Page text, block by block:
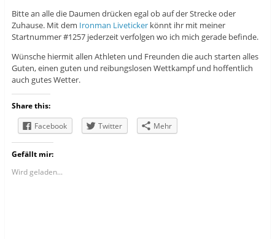
Bitte an alle die Daumen drücken egal ob auf der Strecke oder
Zuhause. Mit dem Ironman Livetickerkönnt ihr mit meiner
Startnummer #1257 jederzeit verfolgen wo ich mich gerade befinde.
Wünsche hiermit allen Athleten und Freunden die auch starten alles
Guten, einen guten und reibungslosen Wettkampf und hoffentlich
auch gutes Wetter.
Share this:
Facebook
Twitter Mehr
Gefällt mir:
Wird geladen...